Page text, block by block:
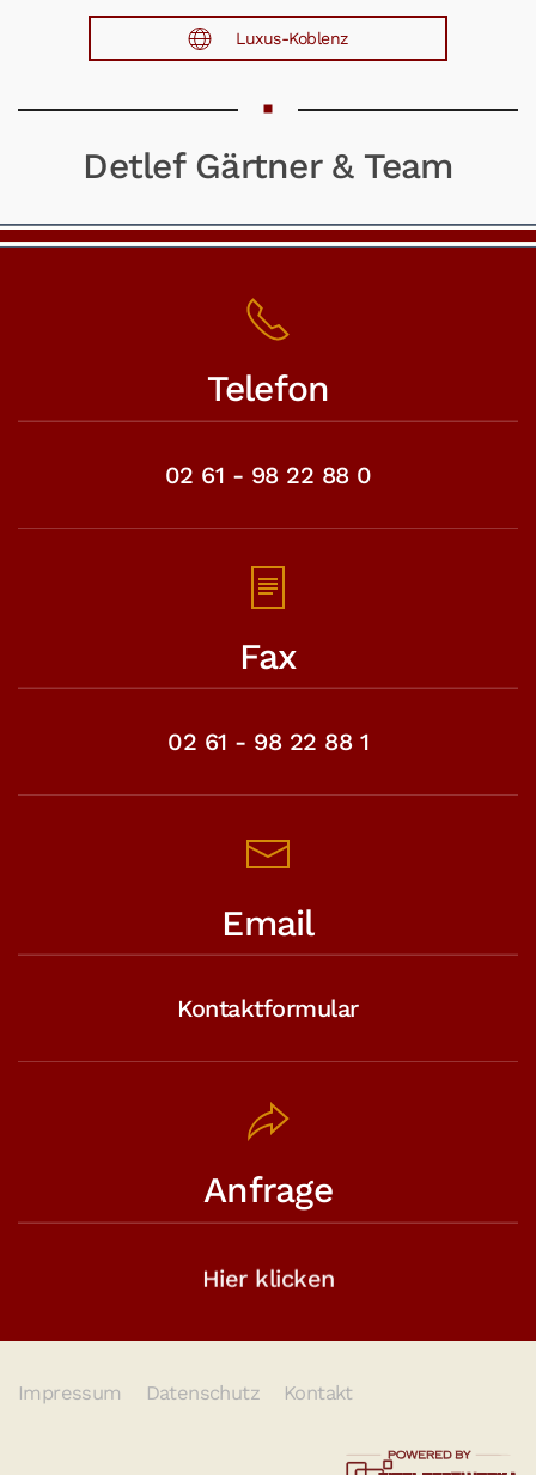
Luxus-Koblenz
Detlef Gärtner & Team
Telefon
02 61 - 98 22 88 0
Fax
02 61 - 98 22 88 1
Email
Kontaktformular
Anfrage
Hier klicken
Impressum Datenschutz Kontakt